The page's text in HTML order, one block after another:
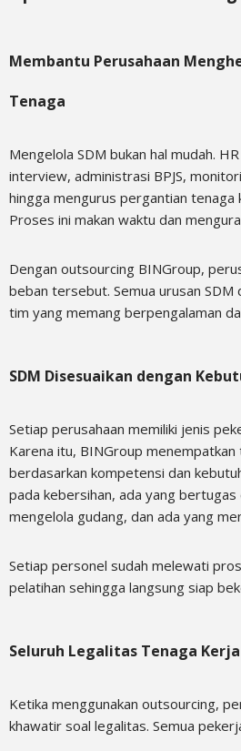
Membantu Perusahaan
Tenaga
Mengelola SDM bukan hal mudah.
interview, administrasi BPJS,
hingga mengurus pergantian tenaga
Proses ini makan waktu dan
Dengan outsourcing BINGroup,
beban tersebut. Semua urusan SDM
tim yang memang berpengalaman
SDM Disesuaikan dengan
Setiap perusahaan memiliki jenis
Karena itu, BINGroup menempatkan
berdasarkan kompetensi dan
pada kebersihan, ada yang
mengelola gudang, dan ada yang
Setiap personel sudah melewati
pelatihan sehingga langsung siap
Seluruh Legalitas Tenaga
Ketika menggunakan outsourcing,
khawatir soal legalitas. Semua